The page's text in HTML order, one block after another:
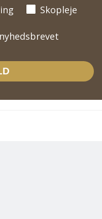
Skopleje